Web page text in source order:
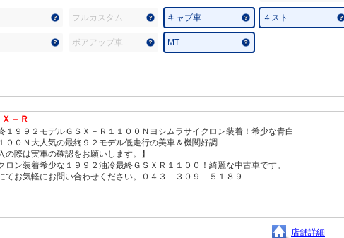
フルカスタム キャブ車 ４スト
ボアアップ車 MT
－Ｒ
１９９２モデルＧＳＸ－Ｒ１１００Ｎヨシムラサイクロン装着！希少な青白
００Ｎ大人気の最終９２モデル低走行の美車＆機関好調
の際は実車の確認をお願いします。】
ロン装着希少な１９９２油冷最終ＧＳＸＲ１１００！綺麗な中古車です。
てお気軽にお問い合わせください。０４３－３０９－５１８９
店舗詳細